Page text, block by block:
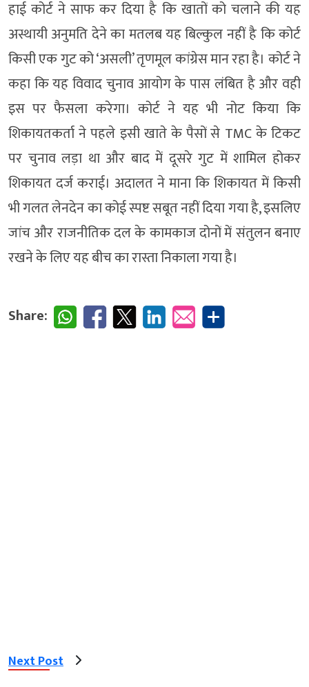
हाई कोर्ट ने साफ कर दिया है कि खातों को चलाने की यह
अस्थायी अनुमति देने का मतलब यह बिल्कुल नहीं है कि कोर्ट
किसी एक गुट को ‘असली’ तृणमूल कांग्रेस मान रहा है। कोर्ट ने
कहा कि यह विवाद चुनाव आयोग के पास लंबित है और वही
इस पर फैसला करेगा। कोर्ट ने यह भी नोट किया कि
शिकायतकर्ता ने पहले इसी खाते के पैसों से TMC के टिकट
पर चुनाव लड़ा था और बाद में दूसरे गुट में शामिल होकर
शिकायत दर्ज कराई। अदालत ने माना कि शिकायत में किसी
भी गलत लेनदेन का कोई स्पष्ट सबूत नहीं दिया गया है, इसलिए
जांच और राजनीतिक दल के कामकाज दोनों में संतुलन बनाए
रखने के लिए यह बीच का रास्ता निकाला गया है।
Share:
Next Post